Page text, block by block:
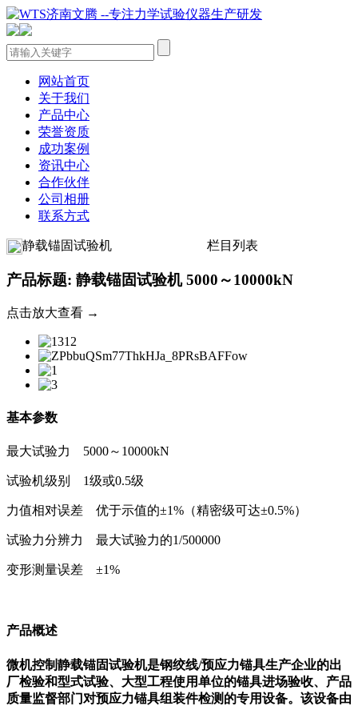
网站首页
关于我们
产品中心
荣誉资质
成功案例
资讯中心
合作伙伴
公司相册
联系方式
静载锚固试验机 栏目列表
产品标题: 静载锚固试验机 5000～10000kN
点击放大查看 →
基本参数
最大试验力 5000～10000kN
试验机级别 1级或0.5级
力值相对误差 优于示值的±1%（精密级可达±0.5%）
试验力分辨力 最大试验力的1/500000
变形测量误差 ±1%
产品概述
微机控制静载锚固试验机是钢绞线/预应力锚具生产企业的出
厂检验和型式试验、大型工程使用单位的锚具进场验收、产品
质量监督部门对预应力锚具组装件检测的专用设备。该设备由